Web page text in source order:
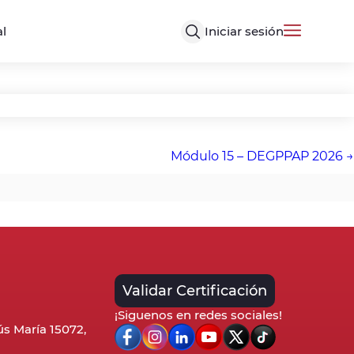
Iniciar sesión
Módulo 15 – DEGPPAP 2026
María 15072,
Validar Certificación
¡Siguenos en redes sociales!